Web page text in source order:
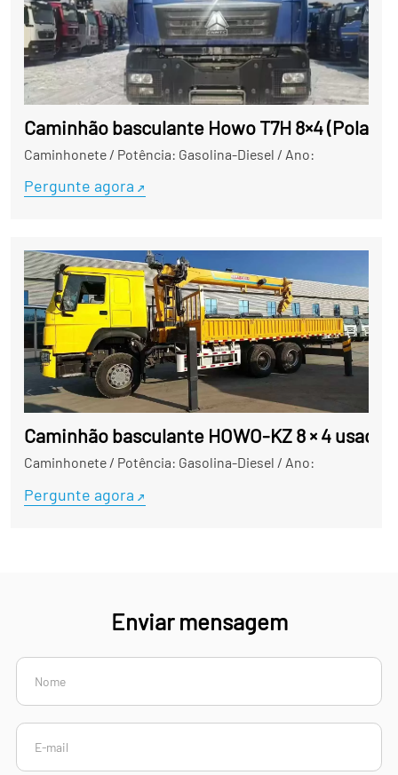
Caminhão basculante Howo T7H 8×4
Caminhonete/ Potência: Gasolina-Diesel / Ano:
Pergunte agora
Caminhão basculante HOWO-KZ 8 × 4
Caminhonete/ Potência: Gasolina-Diesel / Ano:
Pergunte agora
Enviar mensagem